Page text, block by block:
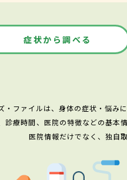
症状から調べる
・ファイルは、身体の症状・悩み
診療時間、医院の特徴などの基本
医院情報だけでなく、独自